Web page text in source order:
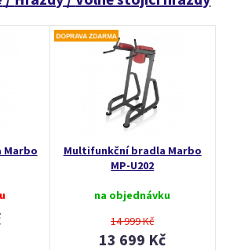
Marbo
Multifunkční bradla Marbo
MP-U202
na objednávku
14 999 Kč
13 699 Kč